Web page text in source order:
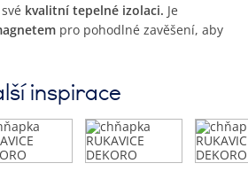
kvalitní tepelné izolaci. Je
pro pohodlné zavěšení, aby
inspirace